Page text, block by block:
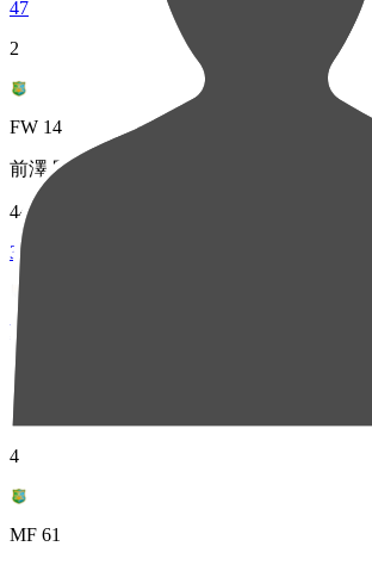
47
2
FW 14
前澤 甲気
44
3
MF 6
西村 恭史
41
4
MF 61